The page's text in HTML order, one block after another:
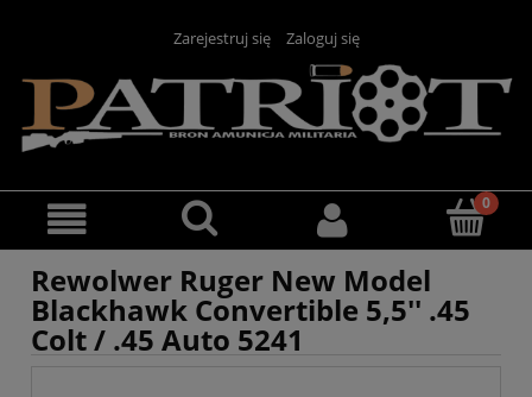
Zarejestruj się Zaloguj się
Rewolwer Ruger New Model
Blackhawk Convertible 5,5'' .45
Colt / .45 Auto 5241